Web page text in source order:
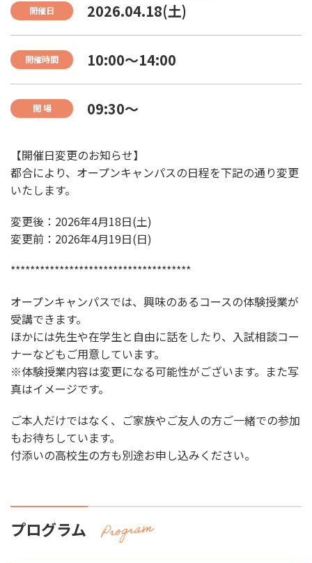
開催日 2026.04.18(土)
開催時間 10:00〜14:00
開 場 09:30〜
【開催日変更のお知らせ】
都合により、オープンキャンパスの日程を下記の通り変更
いたします。
変更後：2026年4月18日(土)
変更前：2026年4月19日(日)
*************************************
オープンキャンパスでは、興味のあるコースの体験授業が
受講できます。
ほかには先生や在学生と自由に話をしたり、入試相談コー
ナーなどもご用意しています。
※体験授業内容は変更になる可能性がございます。また写
真はイメージです。
ご本人だけではなく、ご家族やご友人の方ご一緒での参加
もお待ちしています。
付添いの高校生の方も別途お申し込みください。
プログラム